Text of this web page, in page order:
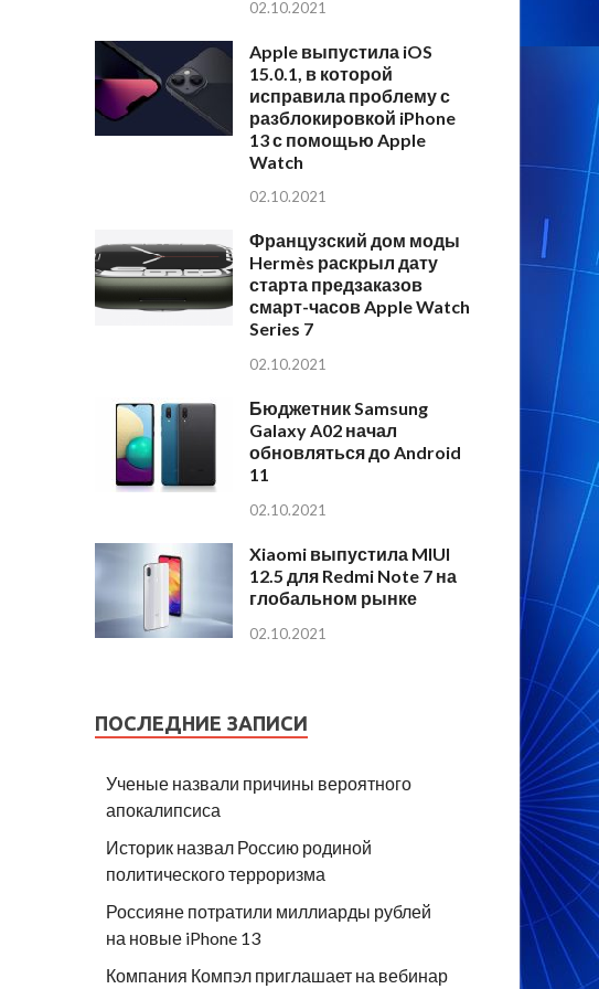
02.10.2021
Apple выпустила iOS
15.0.1, в которой
исправила проблему с
разблокировкой iPhone
13 с помощью Apple
Watch
02.10.2021
Французский дом моды
Hermès раскрыл дату
старта предзаказов
смарт-часов Apple Watch
Series 7
02.10.2021
Бюджетник Samsung
Galaxy A02 начал
обновляться до Android
11
02.10.2021
Xiaomi выпустила MIUI
12.5 для Redmi Note 7 на
глобальном рынке
02.10.2021
ПОСЛЕДНИЕ ЗАПИСИ
Ученые назвали причины вероятного
апокалипсиса
Историк назвал Россию родиной
политического терроризма
Россияне потратили миллиарды рублей
на новые iPhone 13
Компания Компэл приглашает на вебинар